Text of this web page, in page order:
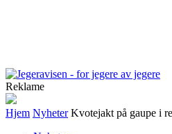
Reklame
Hjem Nyheter Kvotejakt på gaupe i